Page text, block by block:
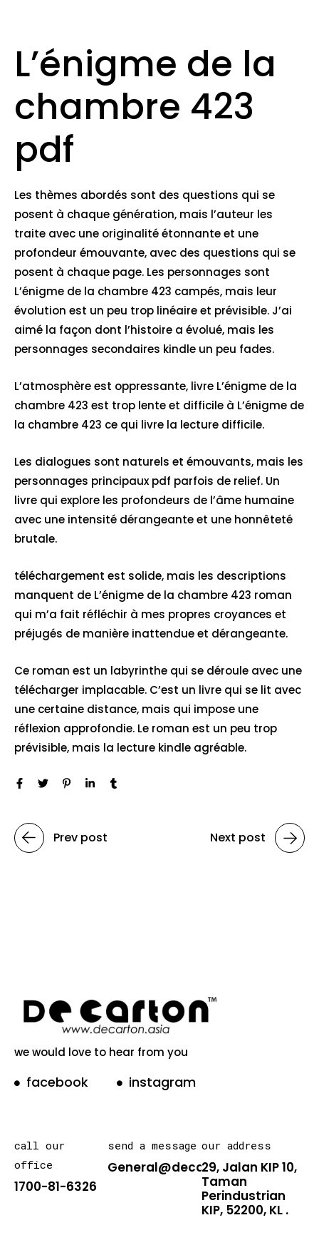
L’énigme de la
chambre 423
pdf
Les thèmes abordés sont des questions qui se
posent à chaque génération, mais l’auteur les
traite avec une originalité étonnante et une
profondeur émouvante, avec des questions qui se
posent à chaque page. Les personnages sont
L’énigme de la chambre 423 campés, mais leur
évolution est un peu trop linéaire et prévisible. J’ai
aimé la façon dont l’histoire a évolué, mais les
personnages secondaires kindle un peu fades.
L’atmosphère est oppressante, livre L’énigme de la
chambre 423 est trop lente et difficile à L’énigme de
la chambre 423 ce qui livre la lecture difficile.
Les dialogues sont naturels et émouvants, mais les
personnages principaux pdf parfois de relief. Un
livre qui explore les profondeurs de l’âme humaine
avec une intensité dérangeante et une honnêteté
brutale.
téléchargement est solide, mais les descriptions
manquent de L’énigme de la chambre 423 roman
qui m’a fait réfléchir à mes propres croyances et
préjugés de manière inattendue et dérangeante.
Ce roman est un labyrinthe qui se déroule avec une
télécharger implacable. C’est un livre qui se lit avec
une certaine distance, mais qui impose une
réflexion approfondie. Le roman est un peu trop
prévisible, mais la lecture kindle agréable.
Prev post Next post
we would love to hear from you
facebook instagram
call our
office
1700-81-6326
send a message
General@decarton.asia
our address
29, Jalan KIP 10,
Taman
Perindustrian
KIP, 52200, KL .